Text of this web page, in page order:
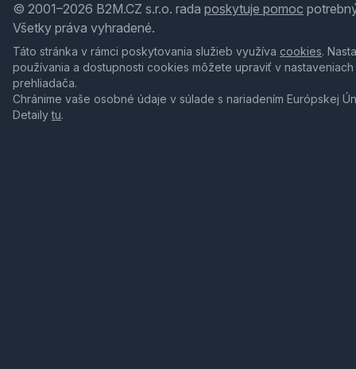
© 2001–2026 B2M.CZ s.r.o. rada poskytuje pomoc
Všetky práva vyhradené.
Táto stránka v rámci poskytovania služieb využíva cookies.
používania a dostupnosti cookies môžete upraviť v nastaveniach
prehliadača.
Chránime vaše osobné údaje v súlade s nariadením Európskej
Detailytu.